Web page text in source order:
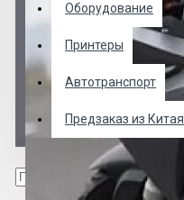
Оборудование
Принтеры
Автотранспорт
Предзаказ из Китая